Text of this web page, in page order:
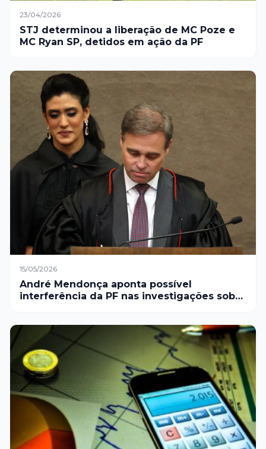
23/04/2026
STJ determinou a liberação de MC Poze e
MC Ryan SP, detidos em ação da PF
15/05/2026
André Mendonça aponta possível
interferência da PF nas investigações sobre
busca e apreensão